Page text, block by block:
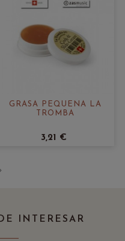
GRASA PEQUEÑA LA
TROMBA
3,21 €
INTERESAR